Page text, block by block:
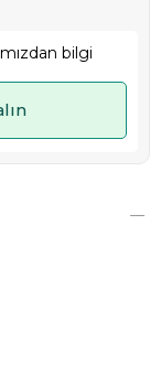
bilgi